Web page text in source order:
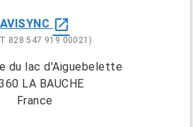
AVISYNC open_in_new
828 547 919 00021)
du lac d'Aiguebelette
LA BAUCHE
France